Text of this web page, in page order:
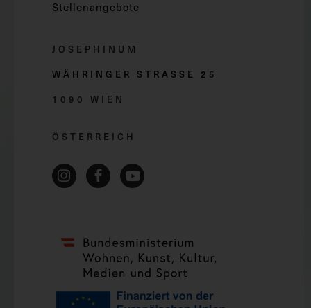
Stellenangebote
JOSEPHINUM
WÄHRINGER STRASSE 2 5
1090 WIEN
ÖSTERREICH